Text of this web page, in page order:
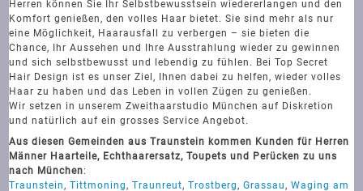
Herren können Sie Ihr Selbstbewusstsein wiedererlangen und den
Komfort genießen, den volles Haar bietet. Sie sind mehr als nur
eine Möglichkeit, Haarausfall zu verbergen – sie bieten die
Chance, Ihr Aussehen und Ihre Ausstrahlung wieder zu gewinnen
und sich selbstbewusst und lebendig zu fühlen. Bei Top Secret
Hair Design ist es unser Ziel, Ihnen dabei zu helfen, wieder volles
Haar zu haben und das Leben in vollen Zügen zu genießen.
Wir setzen in unserem Zweithaarstudio München auf Diskretion
und natürlich auf ein grosses Service Angebot.
Aus diesen Gemeinden aus Traunstein kommen Kunden für Herren
Männer Haarteile, Echthaarersatz, Toupets und Perücken zu uns
nach München:
Traunstein,Tittmoning,Traunreut,Trostberg,Grassau,Waging am